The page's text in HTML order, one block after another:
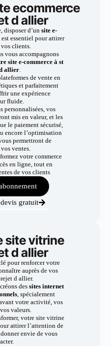
ecommerce
d allier
disposer d’un site e-
est essentiel pour attirer
clients.
vous accompagnons
site e-commerce à st
allier.
de vente en
et parfaitement
une expérience
fluide.
personnalisées, vos
mis en valeur, et les
le paiement sécurisé,
encore l’optimisation
permettront de
ventes.
votre commerce
en ligne, tout en
de vos clients
gratuit
site vitrine
d allier
pour renforcer votre
auprès de vos
d allier.
dessites internet
, spécialement
votre activité, vos
valeurs.
votre site vitrine
attirer l’attention de
envie de vous